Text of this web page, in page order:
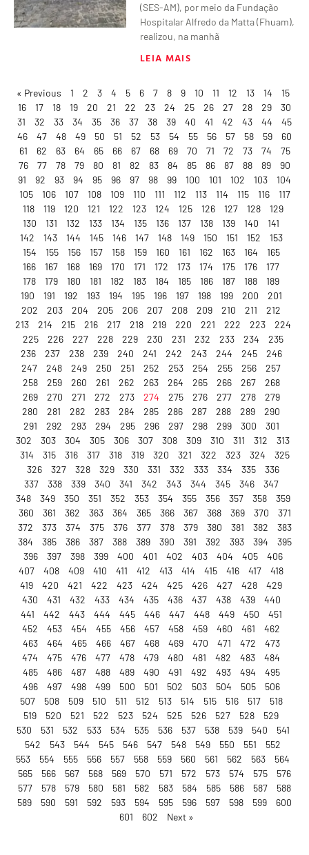
(SES-AM), por meio da Fundação
Hospitalar Alfredo da Matta (Fhuam),
realizou, na manhã
LEIA MAIS
« Previous 1 2 3 4 5 6 7 8 9 10 11 12 13 14
15
16
17 18 19 20 21 22 23 24 25 26 27 28 29
30
31
32 33 34 35 36 37 38 39 40 41 42 43 44
45
46
47 48 49 50 51 52 53 54 55 56 57 58 59
60
61
62 63 64 65 66 67 68 69 70 71 72 73 74
75
76
77 78 79 80 81 82 83 84 85 86 87 88 89
90
91
92 93 94 95 96 97 98 99 100 101 102 103
104
105
106 107 108 109 110 111 112 113 114 115 116
117
118
119 120 121 122 123 124 125 126 127 128
129
130
131 132 133 134 135 136 137 138 139 140
141
142
143 144 145 146 147 148 149 150 151 152
153
154
155 156 157 158 159 160 161 162 163 164
165
166
167 168 169 170 171 172 173 174 175 176
177
178
179 180 181 182 183 184 185 186 187 188
189
190
191 192 193 194 195 196 197 198 199 200
201
202
203 204 205 206 207 208 209 210 211
212
213
214 215 216 217 218 219 220 221 222 223
224
225
226 227 228 229 230 231 232 233 234
235
236
237 238 239 240 241 242 243 244 245
246
247
248 249 250 251 252 253 254 255 256
257
258
259 260 261 262 263 264 265 266 267
268
269
270 271 272 273 274 275 276 277 278
279
280
281 282 283 284 285 286 287 288 289
290
291
292 293 294 295 296 297 298 299 300
301
302
303 304 305 306 307 308 309 310 311 312
313
314
315 316 317 318 319 320 321 322 323 324
325
326
327 328 329 330 331 332 333 334 335
336
337
338 339 340 341 342 343 344 345 346
347
348
349 350 351 352 353 354 355 356 357 358
359
360
361 362 363 364 365 366 367 368 369 370
371
372
373 374 375 376 377 378 379 380 381 382
383
384
385 386 387 388 389 390 391 392 393 394
395
396
397 398 399 400 401 402 403 404 405
406
407
408 409 410 411 412 413 414 415 416 417
418
419
420 421 422 423 424 425 426 427 428
429
430
431 432 433 434 435 436 437 438 439
440
441
442 443 444 445 446 447 448 449 450
451
452
453 454 455 456 457 458 459 460 461
462
463
464 465 466 467 468 469 470 471 472
473
474
475 476 477 478 479 480 481 482 483
484
485
486 487 488 489 490 491 492 493 494
495
496
497 498 499 500 501 502 503 504 505
506
507
508 509 510 511 512 513 514 515 516 517
518
519
520 521 522 523 524 525 526 527 528
529
530
531 532 533 534 535 536 537 538 539 540
541
542
543 544 545 546 547 548 549 550 551
552
553
554 555 556 557 558 559 560 561 562 563
564
565
566 567 568 569 570 571 572 573 574 575
576
577
578 579 580 581 582 583 584 585 586 587
588
589
590 591 592 593 594 595 596 597 598 599
600
601
602 Next »